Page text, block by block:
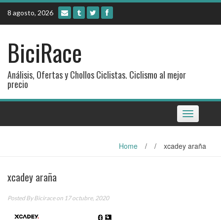
Skip
content
8 agosto, 2026
BiciRace
Análisis, Ofertas y Chollos Ciclistas. Ciclismo al mejor
precio
Toggle
navigation
Home / / xcadey araña
xcadey araña
Posted ByBiciraceon 17 octubre, 2020